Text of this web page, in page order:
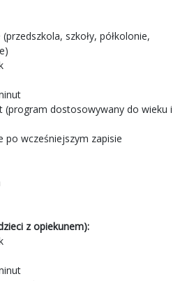
szkoły, półkolonie,
(program dostosowywany do wieku i
po wcześniejszym zapisie
z opiekunem):